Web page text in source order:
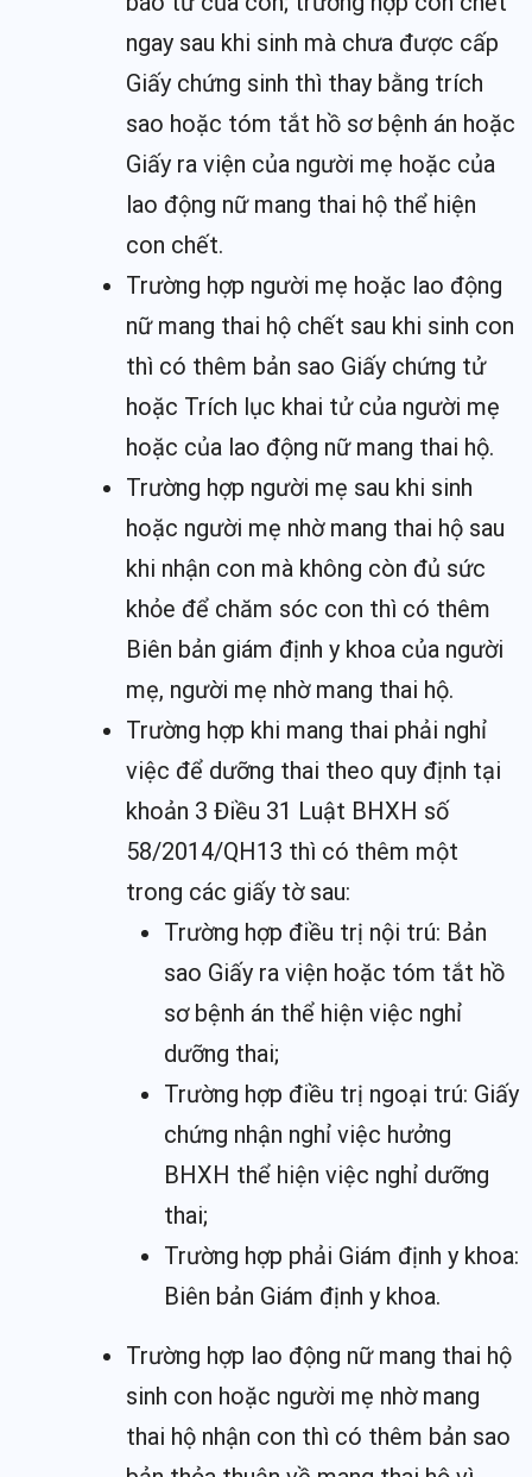
ngay sau khi sinh mà chưa được cấp
Giấy chứng sinh thì thay bằng trích
sao hoặc tóm tắt hồ sơ bệnh án hoặc
Giấy ra viện của người mẹ hoặc của
lao động nữ mang thai hộ thể hiện
con chết.
Trường hợp người mẹ hoặc lao động
nữ mang thai hộ chết sau khi sinh con
thì có thêm bản sao Giấy chứng tử
hoặc Trích lục khai tử của người mẹ
hoặc của lao động nữ mang thai hộ.
Trường hợp người mẹ sau khi sinh
hoặc người mẹ nhờ mang thai hộ sau
khi nhận con mà không còn đủ sức
khỏe để chăm sóc con thì có thêm
Biên bản giám định y khoa của người
mẹ, người mẹ nhờ mang thai hộ.
Trường hợp khi mang thai phải nghỉ
việc để dưỡng thai theo quy định tại
khoản 3 Điều 31 Luật BHXH số
58/2014/QH13 thì có thêm một
trong các giấy tờ sau:
Trường hợp điều trị nội trú: Bản
sao Giấy ra viện hoặc tóm tắt hồ
sơ bệnh án thể hiện việc nghỉ
dưỡng thai;
Trường hợp điều trị ngoại trú: Giấy
chứng nhận nghỉ việc hưởng
BHXH thể hiện việc nghỉ dưỡng
thai;
Trường hợp phải Giám định y khoa:
Biên bản Giám định y khoa.
Trường hợp lao động nữ mang thai hộ
sinh con hoặc người mẹ nhờ mang
thai hộ nhận con thì có thêm bản sao